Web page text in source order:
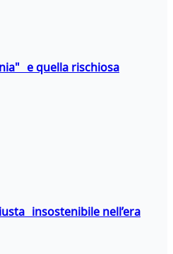
e quella rischiosa
insostenibile nell’era